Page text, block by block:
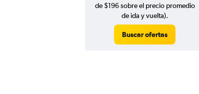
de $196 sobre el precio promedio
de ida y vuelta).
Buscar ofertas